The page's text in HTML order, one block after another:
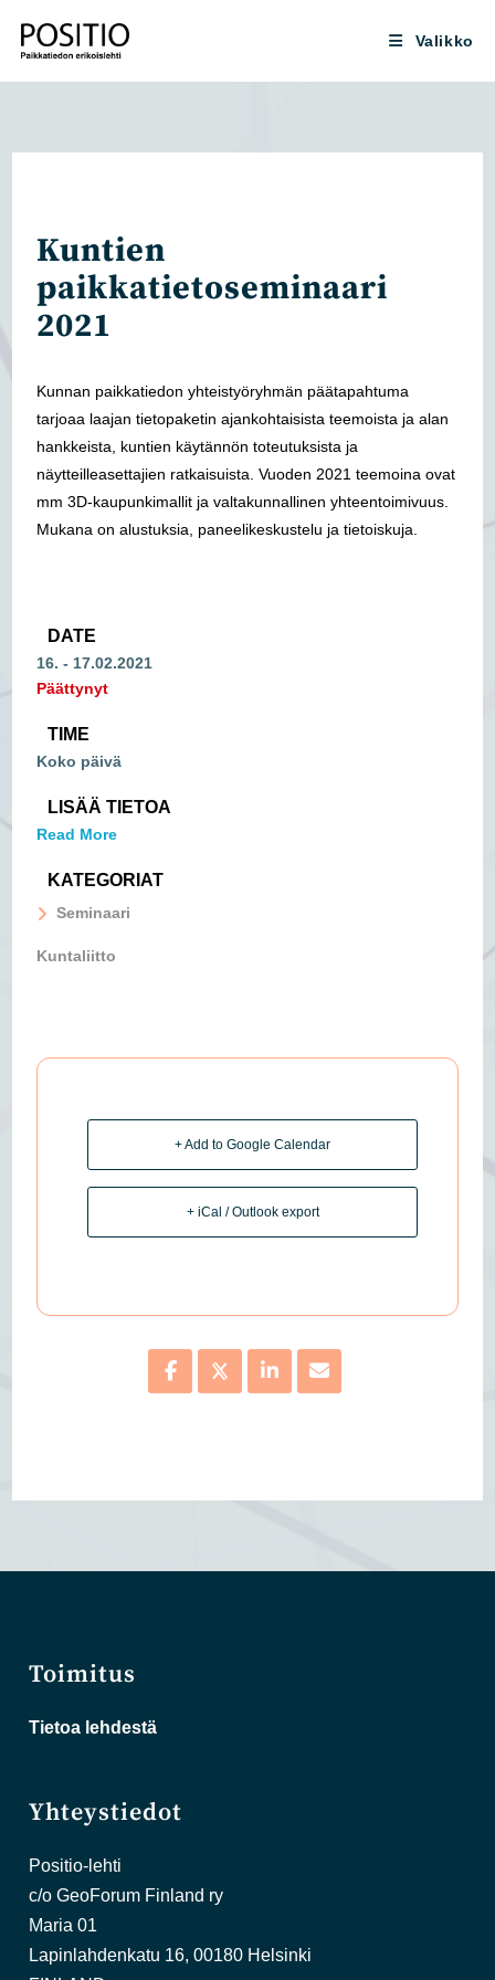
suoraan
sisältöön
Valikko
Kuntien
paikkatietoseminaari
2021
Kunnan paikkatiedon yhteistyöryhmän päätapahtuma
tarjoaa laajan tietopaketin ajankohtaisista teemoista ja alan
hankkeista, kuntien käytännön toteutuksista ja
näytteilleasettajien ratkaisuista. Vuoden 2021 teemoina ovat
mm 3D-kaupunkimallit ja valtakunnallinen yhteentoimivuus.
Mukana on alustuksia, paneelikeskustelu ja tietoiskuja.
DATE
16. - 17.02.2021
Päättynyt
TIME
Koko päivä
LISÄÄ TIETOA
Read More
KATEGORIAT
Seminaari
Kuntaliitto
+ Add to Google Calendar
+ iCal / Outlook export
Toimitus
Tietoa lehdestä
Yhteystiedot
Positio-lehti
c/o GeoForum Finland ry
Maria 01
Lapinlahdenkatu 16, 00180 Helsinki